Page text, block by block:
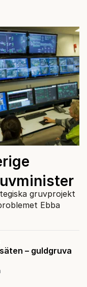
– guldgruva
gruvprojekt
Ebba